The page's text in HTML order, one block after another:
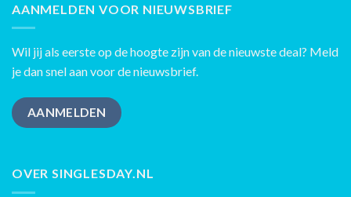
AANMELDEN VOOR NIEUWSBRIEF
Wil jij als eerste op de hoogte zijn van de nieuwste deal? Meld
je dan snel aan voor de nieuwsbrief.
AANMELDEN
OVER SINGLESDAY.NL